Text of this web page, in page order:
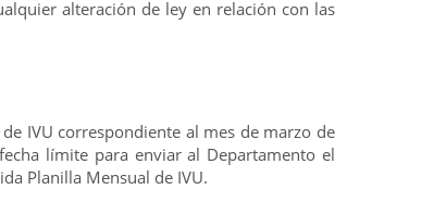
alteración de ley en relación con las
IVU correspondiente al mes de marzo de
límite para enviar al Departamento el
Planilla Mensual de IVU.